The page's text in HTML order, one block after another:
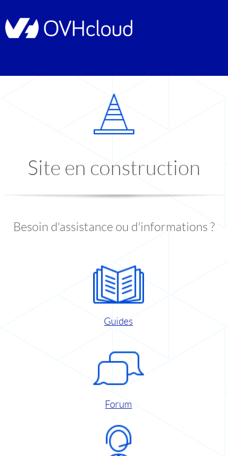
Site en construction
Besoin d'assistance ou d'informations ?
Guides
Forum